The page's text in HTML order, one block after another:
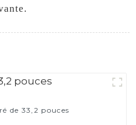
de 33,2 pouces